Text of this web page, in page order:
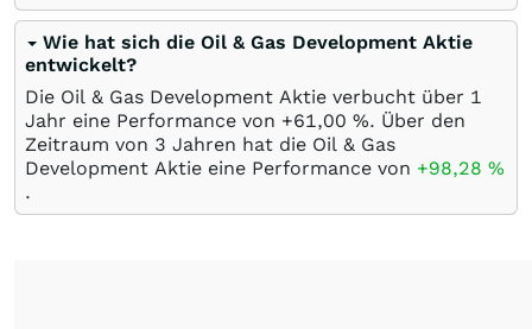
Wie hat sich die Oil & Gas Development Aktie
entwickelt?
Die Oil & Gas Development Aktie verbucht über 1
Jahr eine Performance von +61,00 %. Über den
Zeitraum von 3 Jahren hat die Oil & Gas
Development Aktie eine Performance von +98,28 %
.